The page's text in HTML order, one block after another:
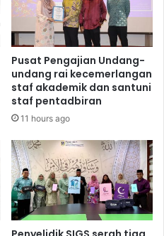
Pusat Pengajian Undang-
undang rai kecemerlangan
staf akademik dan santuni
staf pentadbiran
11 hours ago